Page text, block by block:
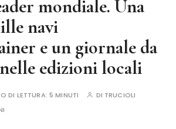
mondiale. Una
navi
e un giornale da
edizioni locali
DI LETTURA:5 MINUTI DI TRUCIOLI